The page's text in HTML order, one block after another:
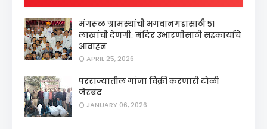
मंगरूळ ग्रामस्थांची भगवानगडासाठी ५१
लाखांची देणगी; मंदिर उभारणीसाठी सहकार्याचे
आवाहन
APRIL 25, 2026
परराज्यातील गांजा विक्री करणारी टोळी
जेरबंद
JANUARY 06, 2026